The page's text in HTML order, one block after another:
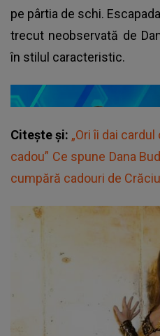
pe pârtia de schi.
trecut neobservată de
în stilul caracteristic.
Citește și: „Ori îi dai
cadou” Ce spune Dana
cumpără cadouri de